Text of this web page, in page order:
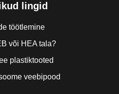
lingid
töötlemine
või HEA tala?
plastiktooted
veebipood